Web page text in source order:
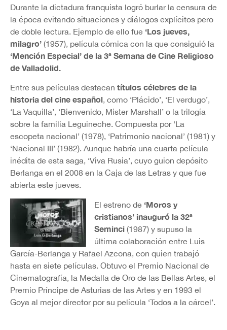
Durante la dictadura franquista logró burlar la censura de
la época evitando situaciones y diálogos explícitos pero
de doble lectura. Ejemplo de ello fue ‘Los jueves,
milagro’ (1957), película cómica con la que consiguió la
‘Mención Especial’ de la 3ª Semana de Cine Religioso
de Valladolid.
Entre sus películas destacan títulos célebres de la
historia del cine español, como ‘Plácido’, ‘El verdugo’,
‘La Vaquilla’, ‘Bienvenido, Mister Marshall’ o la trilogía
sobre la familia Leguineche. Compuesta por ‘La
escopeta nacional’ (1978), ‘Patrimonio nacional’ (1981) y
‘Nacional III’ (1982). Aunque habría una cuarta película
inédita de esta saga, ‘Viva Rusia’, cuyo guion depósito
Berlanga en el 2008 en la Caja de las Letras y que fue
abierta este jueves.
El estreno de ‘Moros y
cristianos’ inauguró la 32ª
Seminci (1987) y supuso la
última colaboración entre Luis
García-Berlanga y Rafael Azcona, con quien trabajó
hasta en siete películas. Obtuvo el Premio Nacional de
Cinematografía, la Medalla de Oro de las Bellas Artes, el
Premio Príncipe de Asturias de las Artes y en 1993 el
Goya al mejor director por su película ‘Todos a la cárcel’.